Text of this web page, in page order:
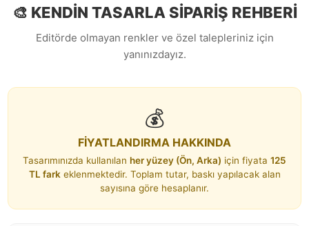
🎨 KENDİN TASARLA SİPARİŞ REHBERİ
Editörde olmayan renkler ve özel talepleriniz için
yanınızdayız.
💰
FİYATLANDIRMA HAKKINDA
Tasarımınızda kullanılan her yüzey (Ön, Arka) için fiyata 125
TL fark eklenmektedir. Toplam tutar, baskı yapılacak alan
sayısına göre hesaplanır.